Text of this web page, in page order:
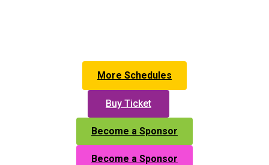
More Schedules
Buy Ticket
Become a Sponsor
Become a Sponsor